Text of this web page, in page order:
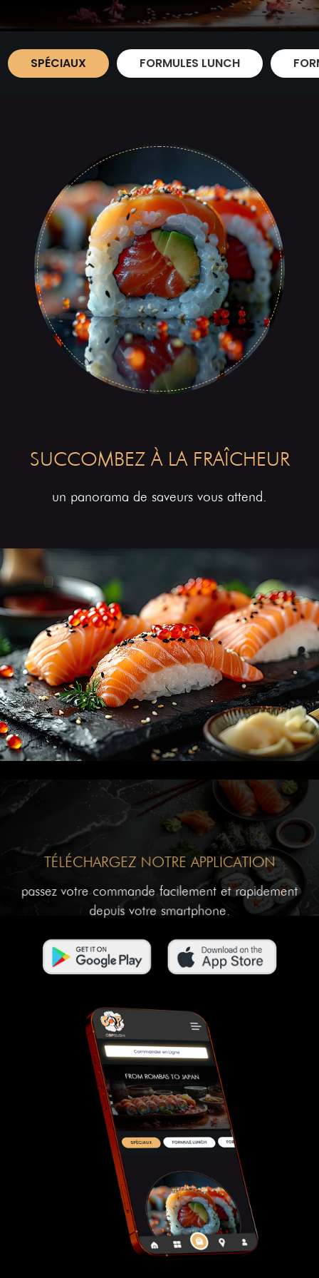
SPÉCIAUX FORMULES LUNCH
SUCCOMBEZ À LA FRAÎCHEUR
un panorama de saveurs vous attend.
TÉLÉCHARGEZ NOTRE APPLICATION
passez votre commande facilement et rapidement
depuis votre smartphone.